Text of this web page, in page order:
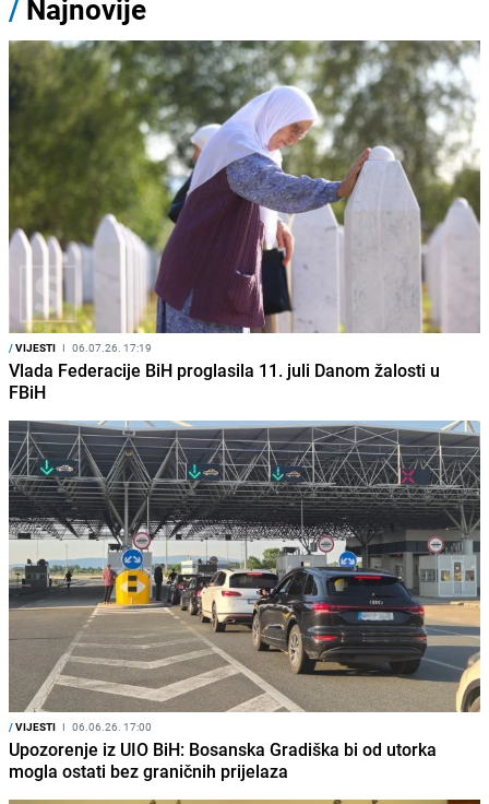
/ Najnovije
/VIJESTI I 06.07.26. 17:19
Vlada Federacije BiH proglasila 11. juli Danom žalosti u
FBiH
/VIJESTI I 06.06.26. 17:00
Upozorenje iz UIO BiH: Bosanska Gradiška bi od utorka
mogla ostati bez graničnih prijelaza